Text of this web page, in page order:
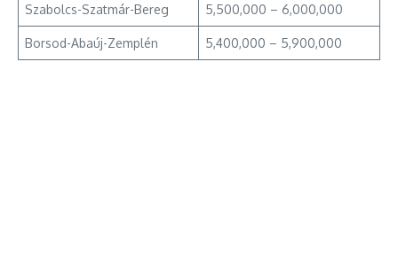
Szabolcs-Szatmár-Bereg 5,500,000 – 6,000,000
Borsod-Abaúj-Zemplén 5,400,000 – 5,900,000